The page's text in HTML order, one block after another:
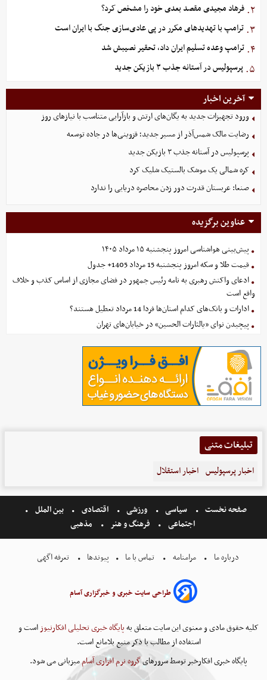
۲. فرهاد مجیدی مقصد بعدی خود را مشخص کرد؟
۳. ترامپ با تهدیدهای مکرر در پی عادی‌سازی جنگ با ایران است
۴. ترامپ وعده تسلیم ایران داد، تحقیر نصیبش شد
۵. پرسپولیس در آستانه جذب ۳ بازیکن جدید
آخرین اخبار
ورود تجهیزات جدید به یگان‌های ارتش و بازآرایی متناسب با نیازهای روز
رضایت مالک شمس‌آذر از مسیر جدید؛ قزوینی‌ها در جاده توسعه
پرسپولیس در آستانه جذب ۳ بازیکن جدید
کره شمالی یک موشک بالستیک شلیک کرد
صنعا: عربستان قدرت دور زدن محاصره دریایی را ندارد
عناوین برگزیده
پیش‌بینی هواشناسی امروز پنجشنبه ۱۵ مرداد ۱۴۰۵
قیمت طلا و سکه امروز پنجشنبه 15 مرداد 1405+ جدول
ادعای واکنش رهبری به نامه رئیس جمهور در فضای مجازی از اساس کذب و خلاف
واقع است
ادارات و بانک‌های کدام استان‌ها فردا 14 مرداد تعطیل هستند؟
پیچیدن نوای «یالثارات الحسین» در خیابان‌های تهران
تبلیغات متنی
اخبار پرسپولیس اخبار استقلال
صفحه نخست سیاسی ورزشی اقتصادی
بین الملل
اجتماعی
فرهنگ و هنر مذهبی
درباره ما مرامنامه تماس با ما پیوندها تعرفه اگهی
طراحی سایت خبری و خبرگزاری آسام
کلیه حقوق مادی و معنوی این سایت متعلق بهپایگاه خبری تحلیلی افکارنیوزاست و
استفاده از مطالب با ذکر منبع بلامانع است.
پایگاه خبری افکارخبر توسط سرورهایگروه نرم افزاری آساممیزبانی می شود.